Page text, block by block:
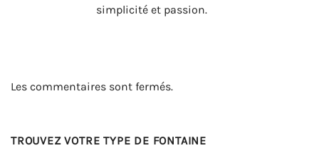
simplicité et passion.
Les commentaires sont fermés.
TROUVEZ VOTRE TYPE DE FONTAINE